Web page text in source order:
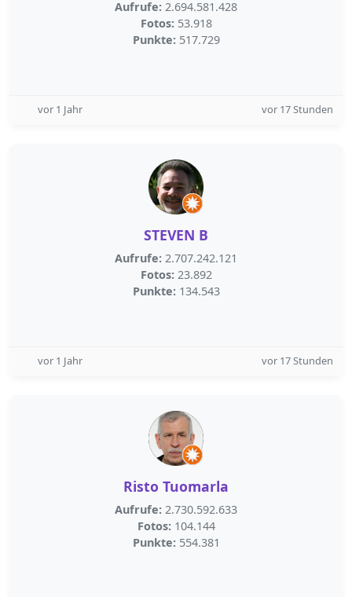
Aufrufe: 2.694.581.428
Fotos: 53.918
Punkte: 517.729
vor 1 Jahr vor 17 Stunden
STEVEN B
Aufrufe: 2.707.242.121
Fotos: 23.892
Punkte: 134.543
vor 1 Jahr vor 17 Stunden
Risto Tuomarla
Aufrufe: 2.730.592.633
Fotos: 104.144
Punkte: 554.381